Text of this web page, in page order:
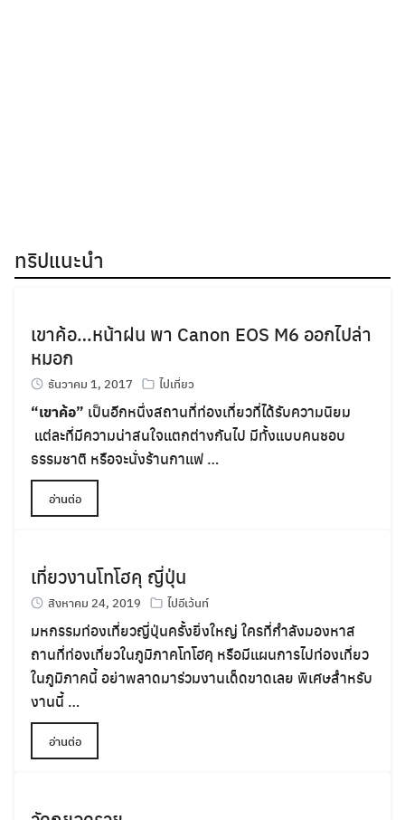
ทริปแนะนำ
เขาค้อ…หน้าฝน พา Canon EOS M6 ออกไปล่า
หมอก
ธันวาคม 1, 2017 ไปเที่ยว
“เขาค้อ” เป็นอีกหนึ่งสถานที่ท่องเที่ยวที่ได้รับความนิยม
แต่ละที่มีความน่าสนใจแตกต่างกันไป มีทั้งแบบคนชอบ
ธรรมชาติ หรือจะนั่งร้านกาแฟ …
อ่านต่อ
เที่ยวงานโทโฮคุ ญี่ปุ่น
สิงหาคม 24, 2019 ไปอีเว้นท์
มหกรรมท่องเที่ยวญี่ปุ่นครั้งยิ่งใหญ่ ใครที่กำลังมองหาส
ถานที่ท่องเที่ยวในภูมิภาคโทโฮคุ หรือมีแผนการไปท่องเที่ยว
ในภูมิภาคนี้ อย่าพลาดมาร่วมงานเด็ดขาดเลย พิเศษสำหรับ
งานนี้ …
อ่านต่อ